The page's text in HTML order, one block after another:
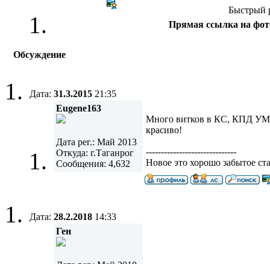
Быстрый
Прямая ссылка на
Обсуждение
Дата: 31.3.2015 21:35
Eugene163
Дата рег.: Май 2013
Откуда: г.Таганрог
Сообщения: 4,632
Много витков в КС, КПД УМ
красиво!
------------------------------
Новое это хорошо забытое
Дата: 28.2.2018 14:33
Ген